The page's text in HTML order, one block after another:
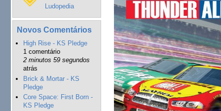
Ludopedia
Novos Comentários
High Rise - KS Pledge
1 comentário
2 minutos 59 segundos
atrás
Brick & Mortar - KS
Pledge
Core Space: First Born -
KS Pledge